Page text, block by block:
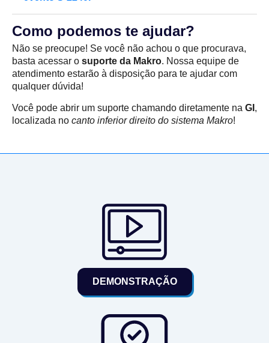
Como podemos te ajudar?
Não se preocupe! Se você não achou o que procurava,
basta acessar o suporte da Makro. Nossa equipe de
atendimento estarão à disposição para te ajudar com
qualquer dúvida!
Você pode abrir um suporte chamando diretamente na GI ,
localizada no canto inferior direito do sistema Makro!
DEMONSTRAÇÃO